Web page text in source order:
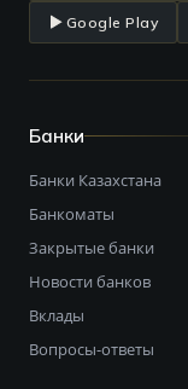
Google Play
Банки
Банки Казахстана
Банкоматы
Закрытые банки
Новости банков
Вклады
Вопросы-ответы